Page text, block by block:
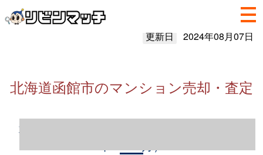
更新日 2024年08月07日
北海道函館市のマンション売却・査定
北海道函館市のマンション売却情報（2023